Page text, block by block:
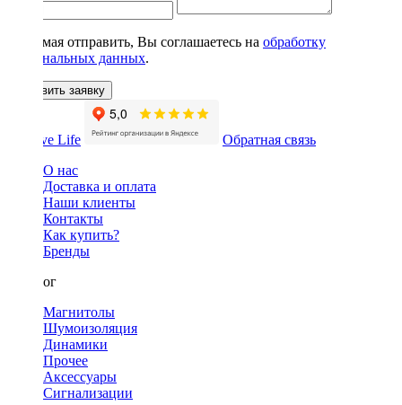
Нажимая отправить, Вы соглашаетесь на обработку
персональных данных.
Оставить заявку
Обратная связь
О нас
Доставка и оплата
Наши клиенты
Контакты
Как купить?
Бренды
Каталог
Магнитолы
Шумоизоляция
Динамики
Прочее
Аксессуары
Сигнализации